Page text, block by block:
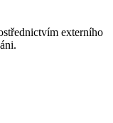
externího